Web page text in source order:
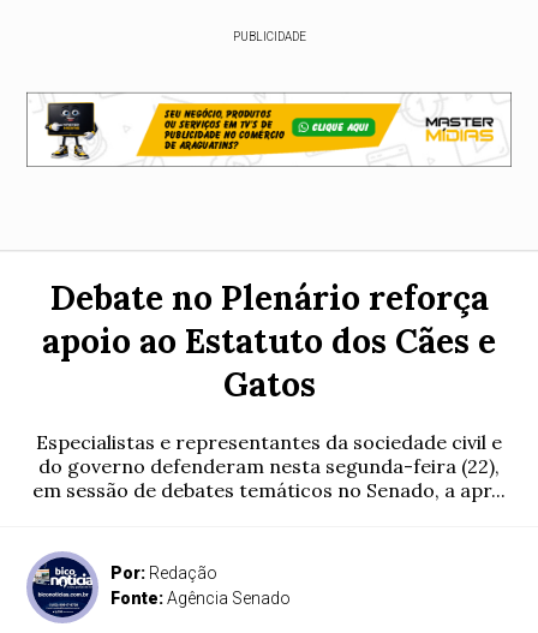
PUBLICIDADE
Debate no Plenário reforça
apoio ao Estatuto dos Cães e
Gatos
Especialistas e representantes da sociedade civil e
do governo defenderam nesta segunda-feira (22),
em sessão de debates temáticos no Senado, a apr...
Por: Redação
Fonte:Agência Senado